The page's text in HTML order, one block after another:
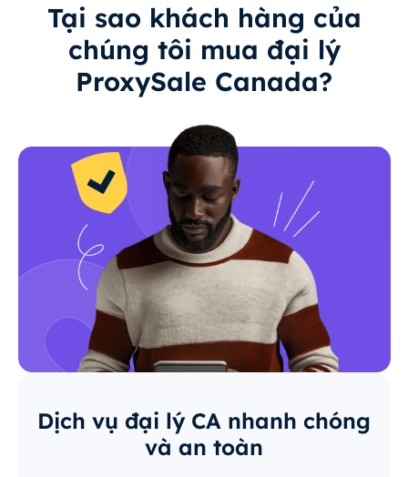
Tại sao khách hàng của
chúng tôi mua đại lý
ProxySale Canada?
Dịch vụ đại lý CA nhanh chóng
và an toàn